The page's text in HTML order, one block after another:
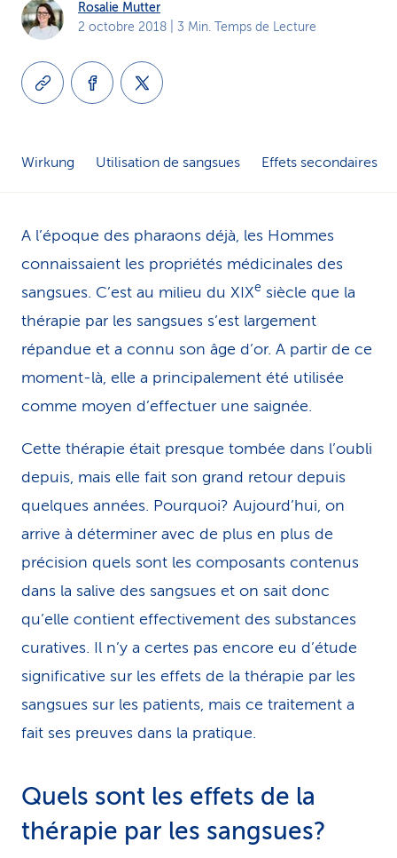
i
e
Rosalie Mutter
2 octobre 2018 | 3 Min. Temps de Lecture
Wirkung Utilisation de sangsues Effets secondaires
A l’époque des pharaons déjà, les Hommes
connaissaient les propriétés médicinales des
sangsues. C’est au milieu du XIXe siècle que la
thérapie par les sangsues s’est largement
répandue et a connu son âge d’or. A partir de ce
moment-là, elle a principalement été utilisée
comme moyen d’effectuer une saignée.
Cette thérapie était presque tombée dans l’oubli
depuis, mais elle fait son grand retour depuis
quelques années. Pourquoi? Aujourd’hui, on
arrive à déterminer avec de plus en plus de
précision quels sont les composants contenus
dans la salive des sangsues et on sait donc
qu’elle contient effectivement des substances
curatives. Il n’y a certes pas encore eu d’étude
significative sur les effets de la thérapie par les
sangsues sur les patients, mais ce traitement a
fait ses preuves dans la pratique.
Quels sont les effets de la
thérapie par les sangsues?